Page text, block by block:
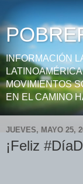
INFORMACIÓN
MOVIMIENTOS
EN EL CAMINO
JUEVES, MAYO 25,
¡Feliz